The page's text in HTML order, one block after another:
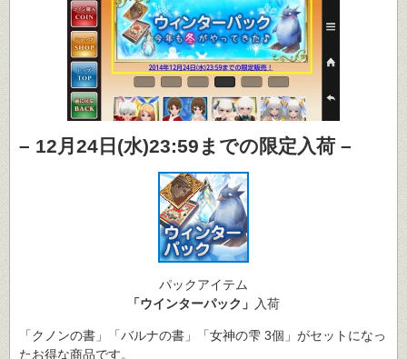
– 12月24日(水)23:59までの限定入荷 –
パックアイテム
「ウインターパック」
入荷
「クノンの書」「バルナの書」「女神の雫 3個」がセットになっ
たお得な商品です。